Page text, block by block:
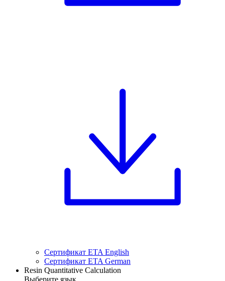
Сертификат ETA English
Сертификат ETA German
Resin Quantitative Calculation
Выберите язык